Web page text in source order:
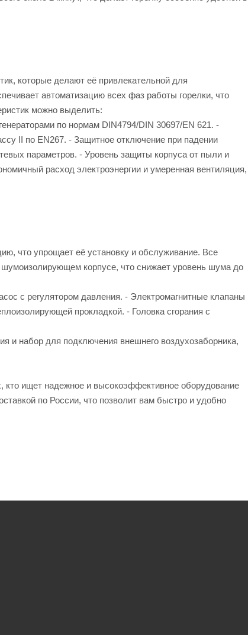
которые делают её привлекательной для
автоматизацию всех фаз работы горелки, что
можно выделить:
по нормам DIN4794/DIN 30697/EN 621. -
II по EN267. - Защитное отключение при падении
параметров. - Уровень защиты корпуса от пыли и
расход электроэнергии и умеренная вентиляция,
что упрощает её установку и обслуживание. Все
корпусе, что снижает уровень шума до
с регулятором давления. - Электромагнитные клапаны
прокладкой. - Головка сгорания с
и набор для подключения внешнего воздухозаборника,
ищет надежное и высокоэффективное оборудование
по России, что позволит вам быстро и удобно